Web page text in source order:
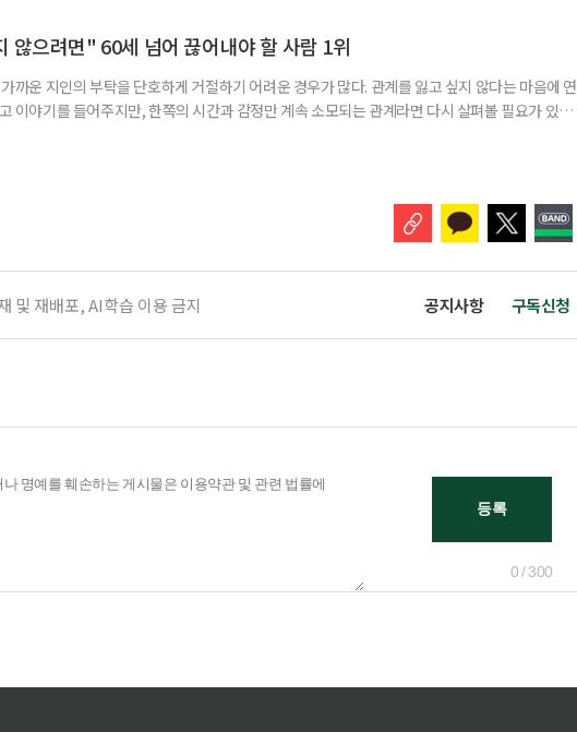
고령자는 중요한 국가 자원이다. 박경하 한국노인인력개발원 선임연구위
않으려면" 60세 넘어 끊어내야 할 사람 1위
까운 지인의 부탁을 단호하게 거절하기 어려운 경우가 많다. 관계를 잃고 싶지 않다는 마음에 연
이야기를 들어주지만, 한쪽의 시간과 감정만 계속 소모되는 관계라면 다시 살펴볼 필요가 있다.
및 재배포, AI학습 이용 금지 공지사항 구독신청
0 / 300